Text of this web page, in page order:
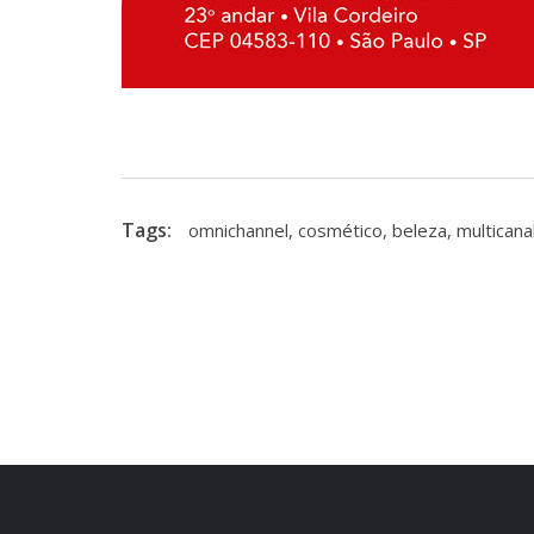
Tags: omnichannel, cosmético, beleza,